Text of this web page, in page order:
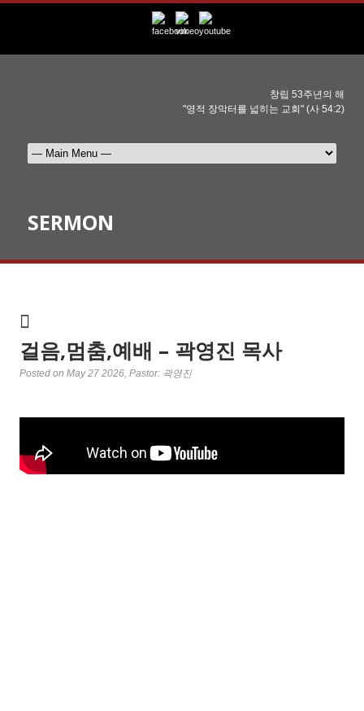
창립 53주년의 해
"영적 장막터를 넓히는 교회" (사 54:2)
SERMON
걸음,멈춤,예배 – 곽영진 목사
Posted on May 27 2026, Pastor: 곽영진